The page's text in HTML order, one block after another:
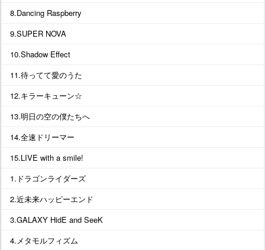
8.Dancing Raspberry
9.SUPER NOVA
10.Shadow Effect
11.待ってて愛のうた
12.キラーキューン☆
13.明日の空の僕たちへ
14.全速ドリーマー
15.LIVE with a smile!
1.ドラゴンライダーズ
2.近未来ハッピーエンド
3.GALAXY HidE and SeeK
4.メタモルフィズム